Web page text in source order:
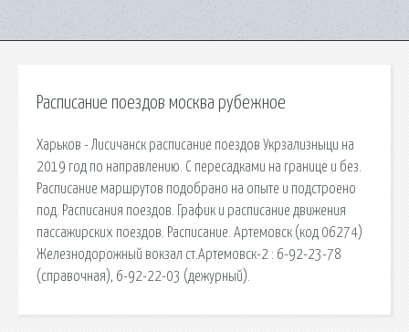
Расписание поездов москва рубежное
Харьков - Лисичанск расписание поездов Укрзализныци на
2019 год по направлению. С пересадками на границе и без.
Расписание маршрутов подобрано на опыте и подстроено
под. Расписания поездов. График и расписание движения
пассажирских поездов. Расписание. Артемовск (код 06274)
Железнодорожный вокзал ст.Артемовск-2 : 6-92-23-78
(справочная), 6-92-22-03 (дежурный).